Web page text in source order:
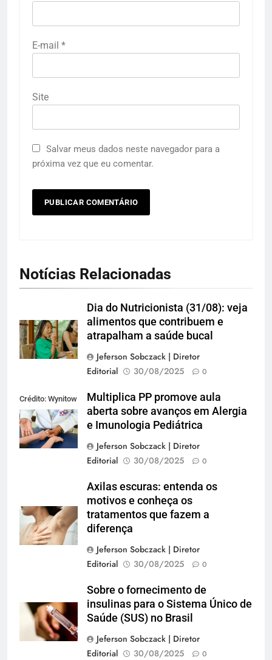
E-mail *
Site
Salvar meus dados neste navegador para a
próxima vez que eu comentar.
Notícias Relacionadas
Dia do Nutricionista (31/08): veja
alimentos que contribuem e
atrapalham a saúde bucal
Jeferson Sobczack | Diretor
Editorial
30/08/2025 0
Crédito: Wynitow
Butenas
Multiplica PP promove aula
aberta sobre avanços em Alergia
e Imunologia Pediátrica
Jeferson Sobczack | Diretor
Editorial
30/08/2025 0
Axilas escuras: entenda os
motivos e conheça os
tratamentos que fazem a
diferença
Jeferson Sobczack | Diretor
Editorial
30/08/2025 0
Sobre o fornecimento de
insulinas para o Sistema Único de
Saúde (SUS) no Brasil
Jeferson Sobczack | Diretor
Editorial
30/08/2025 0